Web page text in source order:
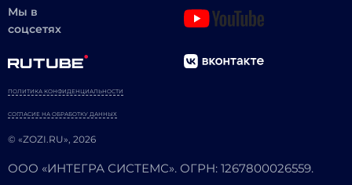
Мы в
соцсетях
© «ZOZI.RU», 2026
ПОЛИТИКА КОНФИДЕНЦИАЛЬНОСТИ
СОГЛАСИЕ НА ОБРАБОТКУ ДАННЫХ
ООО «ИНТЕГРА СИСТЕМС». ОГРН: 1267800026559.